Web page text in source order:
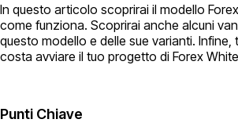
In questo articolo scoprirai il modello
come funziona. Scoprirai anche alcuni
questo modello e delle sue varianti. Infine,
costa avviare il tuo progetto di Forex
Punti Chiave